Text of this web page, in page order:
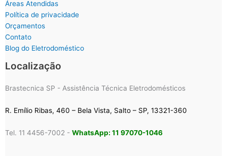
Áreas Atendidas
Política de privacidade
Orçamentos
Contato
Blog do Eletrodoméstico
Localização
Brastecnica SP - Assistência Técnica Eletrodomésticos
R. Emílio Ribas, 460 – Bela Vista, Salto – SP, 13321-360
Tel. 11 4456-7002 - WhatsApp: 11 97070-1046